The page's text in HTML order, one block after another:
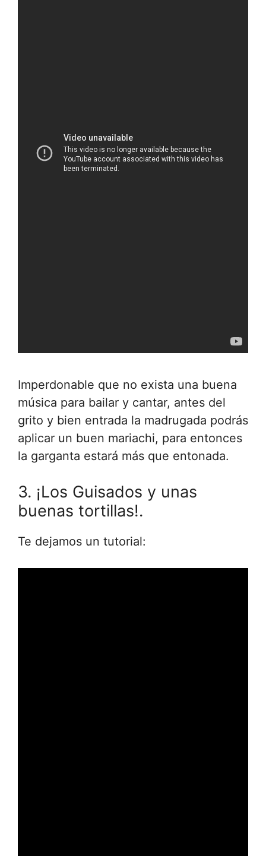
Imperdonable que no exista una buena
música para bailar y cantar, antes del
grito y bien entrada la madrugada podrás
aplicar un buen mariachi, para entonces
la garganta estará más que entonada.
3. ¡Los Guisados y unas
buenas tortillas!.
Te dejamos un tutorial: